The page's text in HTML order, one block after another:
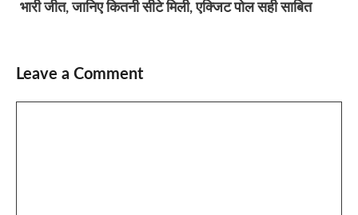
भारी जीत, जानिए कितनी सीटे मिली, एक्जिट पोल सही साबित
Leave a Comment